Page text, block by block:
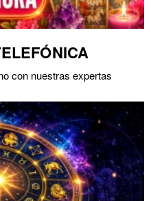
con nuestras expertas